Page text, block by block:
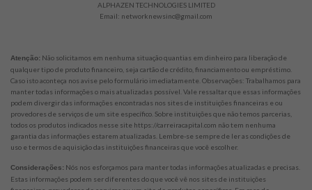
ALPHAZEN TECHNOLOGIES LIMITED
Email: networknewsinc@gmail.com
Atenção: Não solicitamos em nenhuma situação quantias em dinheiro para liberação de
qualquer tipo de produto financeiro, seja cartão de crédito, financiamento ou empréstimo.
Caso isto aconteça nos avise pelo formulário imediatamente. Observações: Trabalhamos para
manter todas informações o mais atualizadas possível. Vale ressaltar que essas informações
podem divergir das informações encontradas nos sites de instituições financeiras e ou
provedores de serviços de um site específico. Sobre instituições que não temos parcerias,
todos os produtos indicados nesse site https://carreiracapital.com não tem nenhuma
garantia das informações estarem atualizadas. Lembre-se sempre de ler as condições de
uso e termos de aquisição das instituições financeiras que você escolher.
Considerações: Nós nos esforçamos para manter todas informações atualizadas e precisas.
Estas informações podem ser diferentes do que você vê nos sites de instituições